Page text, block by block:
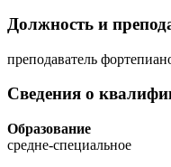
Должность и
преподаватель
Сведения о
Образование
средне-специальное